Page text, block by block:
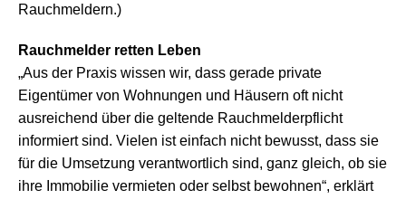
Rauchmeldern.)
Rauchmelder retten Leben
„Aus der Praxis wissen wir, dass gerade private
Eigentümer von Wohnungen und Häusern oft nicht
ausreichend über die geltende Rauchmelderpflicht
informiert sind. Vielen ist einfach nicht bewusst, dass sie
für die Umsetzung verantwortlich sind, ganz gleich, ob sie
ihre Immobilie vermieten oder selbst bewohnen“, erklärt